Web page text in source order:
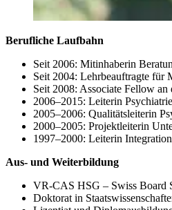
Berufliche Laufbahn
Seit 2006: Mitinhaberin
Seit 2004: Lehrbeauftragte für
Seit 2008: Associate Fellow
2006–2015: Leiterin
2005–2006: Qualitätsleiterin
2000–2005: Projektleiterin
1997–2000: Leiterin
Aus- und Weiterbildung
VR-CAS HSG – Swiss Board
Doktorat in